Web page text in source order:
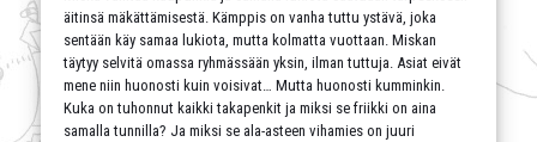
äitinsä mäkättämisestä. Kämppis on vanha tuttu ystävä, joka
sentään käy samaa lukiota, mutta kolmatta vuottaan. Miskan
täytyy selvitä omassa ryhmässään yksin, ilman tuttuja. Asiat eivät
mene niin huonosti kuin voisivat… Mutta huonosti kumminkin.
Kuka on tuhonnut kaikki takapenkit ja miksi se friikki on aina
samalla tunnilla? Ja miksi se ala-asteen vihamies on juuri